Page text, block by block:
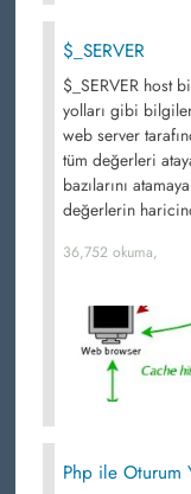
$_SERVER
$_SERVER host
yolları gibi
web server
tüm değerleri
bazılarını
değerlerin
36,752 okuma,
Php ile Oturum